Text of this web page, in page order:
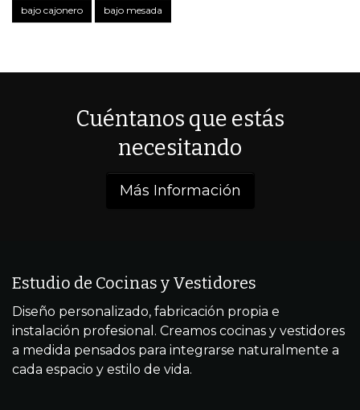
bajo cajonero bajo mesada
Cuéntanos que estás
necesitando
Más Información
Estudio de Cocinas y Vestidores
Diseño personalizado, fabricación propia e
instalación profesional. Creamos cocinas y vestidores
a medida pensados para integrarse naturalmente a
cada espacio y estilo de vida.